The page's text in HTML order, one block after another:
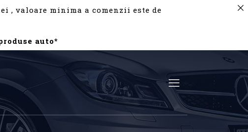
, valoare minima a comenzii este de
auto*